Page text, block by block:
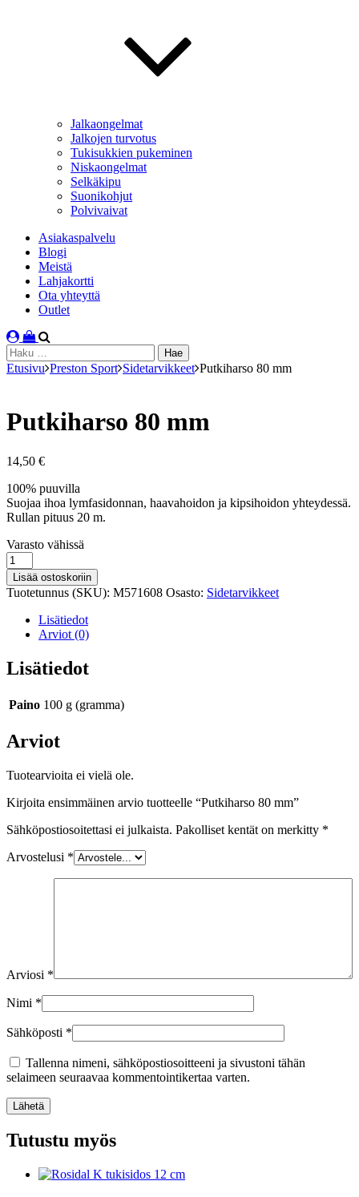
Jalkaongelmat
Jalkojen turvotus
Tukisukkien pukeminen
Niskaongelmat
Selkäkipu
Suonikohjut
Polvivaivat
Asiakaspalvelu
Blogi
Meistä
Lahjakortti
Ota yhteyttä
Outlet
Haku:
Etusivu Preston Sport Sidetarvikkeet Putkiharso 80 mm
Putkiharso 80 mm
14,50 €
100% puuvilla
Suojaa ihoa lymfasidonnan, haavahoidon ja kipsihoidon yhteydessä.
Rullan pituus 20 m.
Varastosaldo
Varasto vähissä
Putkiharso
80
mm
määrä
Lisää ostoskoriin
Tuotetunnus (SKU): M571608 Osasto: Sidetarvikkeet
Lisätiedot
Arviot (0)
Lisätiedot
Paino 100 g (gramma)
Arviot
Tuotearvioita ei vielä ole.
Kirjoita ensimmäinen arvio tuotteelle “Putkiharso 80 mm”
Sähköpostiosoitettasi ei julkaista. Pakolliset kentät on merkitty *
Arvostelusi *
Arviosi *
Nimi *
Sähköposti *
Tallenna nimeni, sähköpostiosoitteeni ja sivustoni tähän
selaimeen seuraavaa kommentointikertaa varten.
Lähetä
Tutustu myös